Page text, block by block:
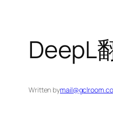
DeepL
Written by